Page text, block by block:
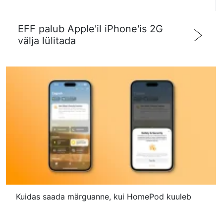
EFF palub Apple'il iPhone'is 2G
välja lülitada
Kuidas saada märguanne, kui HomePod kuuleb